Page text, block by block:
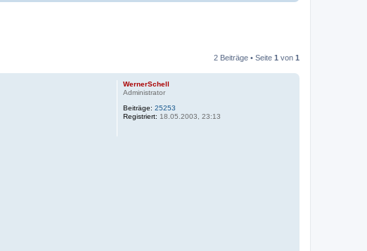
2 Beiträge • Seite 1 von 1
WernerSchell
Administrator
Beiträge: 25253
Registriert: 18.05.2003, 23:13